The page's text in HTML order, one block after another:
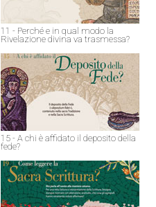
11 - Perché e in qual modo la
Rivelazione divina va trasmessa?
15 - A chi è affidato il deposito della
fede?